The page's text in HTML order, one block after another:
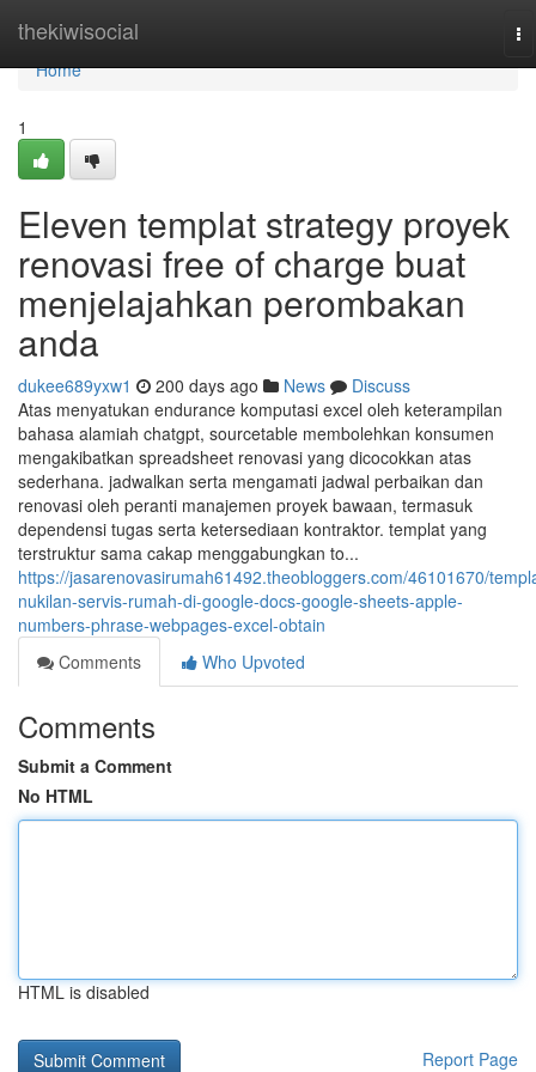
thekiwisocial
Home
Home
1
Eleven templat strategy proyek
renovasi free of charge buat
menjelajahkan perombakan
anda
dukee689yxw1 200 days ago News
Discuss
Atas menyatukan endurance komputasi excel oleh keterampilan
bahasa alamiah chatgpt, sourcetable membolehkan konsumen
mengakibatkan spreadsheet renovasi yang dicocokkan atas
sederhana. jadwalkan serta mengamati jadwal perbaikan dan
renovasi oleh peranti manajemen proyek bawaan, termasuk
dependensi tugas serta ketersediaan kontraktor. templat yang
terstruktur sama cakap menggabungkan to...
https://jasarenovasirumah61492.theobloggers.com/46101670/
nukilan-servis-rumah-di-google-docs-google-sheets-apple-
numbers-phrase-webpages-excel-obtain
Comments
Who Upvoted
Comments
Submit a Comment
No HTML
HTML is disabled
Report Page